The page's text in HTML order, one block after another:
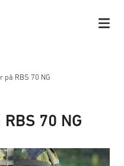
på RBS 70 NG
70 NG